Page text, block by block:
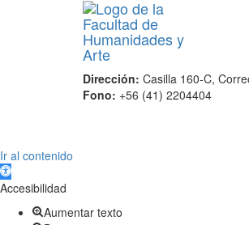
Dirección: Casilla 160-C,
Fono: +56 (41) 2204404
Scroll
Up
Ir al contenido
Abrir barra de herramientas
Accesibilidad
Aumentar texto